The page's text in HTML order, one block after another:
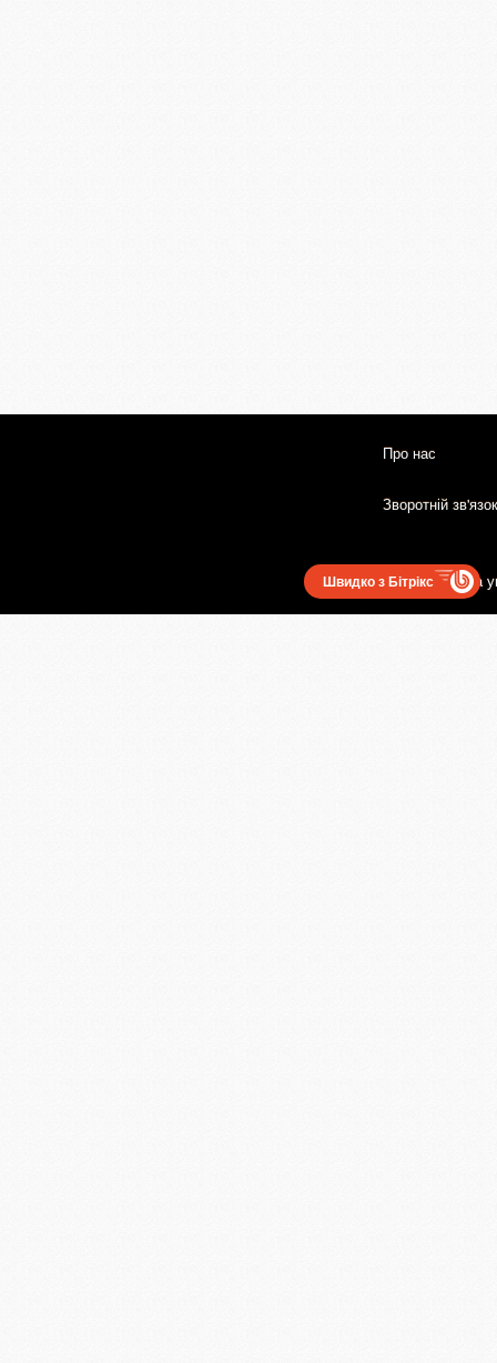
Про нас
Зворотній зв'язок
Користувацька
Швидко з Бітрікс